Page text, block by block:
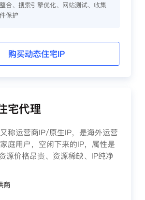
合、搜索引擎优化、网站测试、收集
保护
购买动态住宅IP
宅代理
称运营商IP/原生IP，是海外运营
庭用户，空闲下来的IP，属性是
源价格昂贵、资源稀缺、IP纯净
商